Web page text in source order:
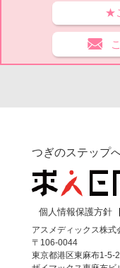
★
つぎのステップ
個人情報保護方針
アスメディックス株式
〒106-0044
東京都港区東麻布1-5-2